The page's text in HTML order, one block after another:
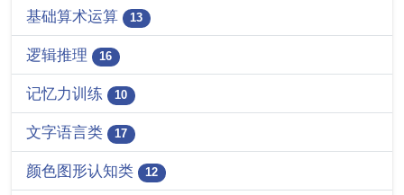
基础算术运算 13
逻辑推理 16
记忆力训练 10
文字语言类 17
颜色图形认知类 12